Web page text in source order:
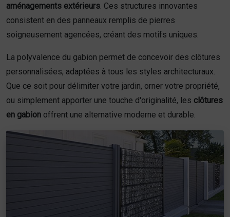
aménagements extérieurs . Ces structures innovantes
consistent en des panneaux remplis de pierres
soigneusement agencées, créant des motifs uniques.
La polyvalence du gabion permet de concevoir des clôtures
personnalisées, adaptées à tous les styles architecturaux.
Que ce soit pour délimiter votre jardin, orner votre propriété,
ou simplement apporter une touche d'originalité, les clôtures
en gabion offrent une alternative moderne et durable.